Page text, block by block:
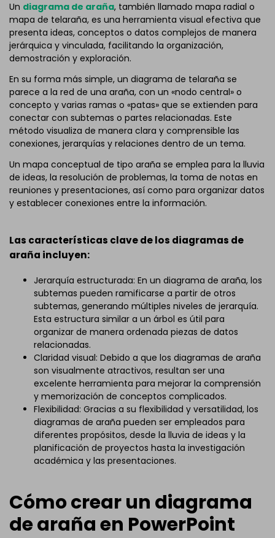
Un diagrama de araña, también llamado mapa radial o
mapa de telaraña, es una herramienta visual efectiva que
presenta ideas, conceptos o datos complejos de manera
jerárquica y vinculada, facilitando la organización,
demostración y exploración.
En su forma más simple, un diagrama de telaraña se
parece a la red de una araña, con un «nodo central» o
concepto y varias ramas o «patas» que se extienden para
conectar con subtemas o partes relacionadas. Este
método visualiza de manera clara y comprensible las
conexiones, jerarquías y relaciones dentro de un tema.
Un mapa conceptual de tipo araña se emplea para la lluvia
de ideas, la resolución de problemas, la toma de notas en
reuniones y presentaciones, así como para organizar datos
y establecer conexiones entre la información.
Las características clave de los diagramas de
araña incluyen:
Jerarquía estructurada: En un diagrama de araña, los
subtemas pueden ramificarse a partir de otros
subtemas, generando múltiples niveles de jerarquía.
Esta estructura similar a un árbol es útil para
organizar de manera ordenada piezas de datos
relacionadas.
Claridad visual: Debido a que los diagramas de araña
son visualmente atractivos, resultan ser una
excelente herramienta para mejorar la comprensión
y memorización de conceptos complicados.
Flexibilidad: Gracias a su flexibilidad y versatilidad, los
diagramas de araña pueden ser empleados para
diferentes propósitos, desde la lluvia de ideas y la
planificación de proyectos hasta la investigación
académica y las presentaciones.
Cómo crear un diagrama
de araña en PowerPoint